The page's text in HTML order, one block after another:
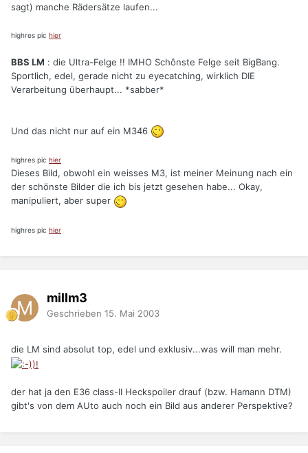
sagt) manche Rädersätze laufen...
highres pic hier
BBS LM : die Ultra-Felge !! IMHO Schônste Felge seit BigBang.
Sportlich, edel, gerade nicht zu eyecatching, wirklich DIE
Verarbeitung überhaupt... *sabber*
Und das nicht nur auf ein M346
highres pic hier
Dieses Bild, obwohl ein weisses M3, ist meiner Meinung nach ein
der schönste Bilder die ich bis jetzt gesehen habe... Okay,
manipuliert, aber super
highres pic hier
millm3
Geschrieben 15. Mai 2003
die LM sind absolut top, edel und exklusiv...was will man mehr.
der hat ja den E36 class-II Heckspoiler drauf (bzw. Hamann DTM)
gibt's von dem AUto auch noch ein Bild aus anderer Perspektive?